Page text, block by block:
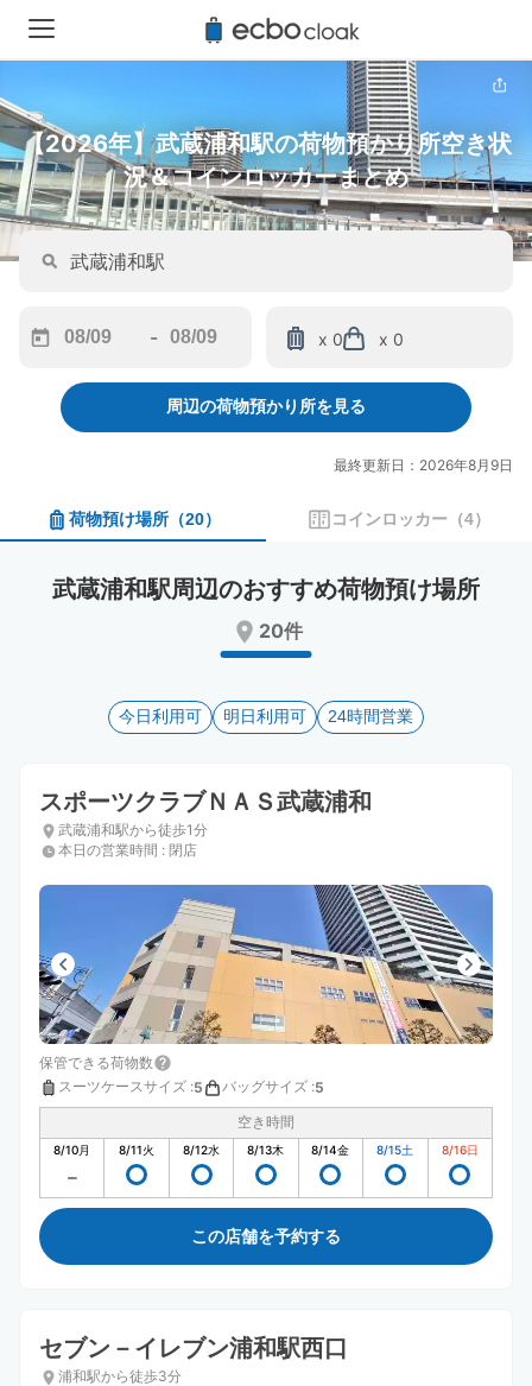
【2026年】武蔵浦和駅の荷物預かり所空き状
況＆コインロッカーまとめ
forward
interact
calendar
and
a
date.
the
keyboard
shortcuts
for
changing
-
backward
to
interact
calendar
and
a
date.
mark
key
the
keyboard
shortcuts
for
changing
dates.
x 0 x 0
周辺の荷物預かり所を見る
最終更新日：2026年8月9日
荷物預け場所 （20） コインロッカー （4）
武蔵浦和駅周辺のおすすめ荷物預け場所
20件
今日利用可 明日利用可 24時間営業
スポーツクラブＮＡＳ武蔵浦和
武蔵浦和駅から徒歩1分
本日の営業時間 : 閉店
保管できる荷物数
スーツケースサイズ :5 バッグサイズ :5
空き時間
8/10月 8/11火 8/12水 8/13木 8/14金 8/15土 8/16日
この店舗を予約する
セブン－イレブン浦和駅西口
浦和駅から徒歩3分